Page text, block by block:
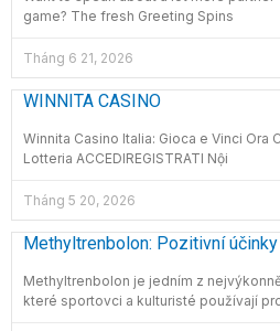
game? The fresh Greeting Spins
Tháng 6 21, 2026
WINNITA CASINO
Winnita Casino Italia: Gioca e Vinci Ora
Lotteria ACCEDIREGISTRATI Nội
Tháng 5 20, 2026
Methyltrenbolon: Pozitivní
Methyltrenbolon je jedním z
které sportovci a kulturisté používají